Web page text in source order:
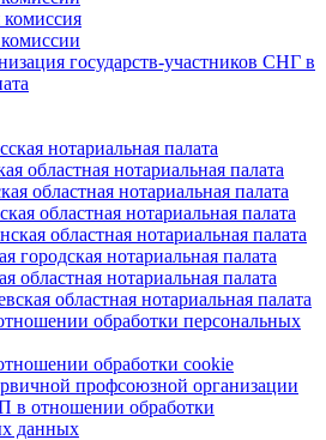
комиссия
государств-участников СНГ в
нотариальная палата
областная нотариальная палата
областная нотариальная палата
областная нотариальная палата
областная нотариальная палата
городская нотариальная палата
областная нотариальная палата
областная нотариальная палата
обработки персональных
обработки cookie
профсоюзной организации
в отношении обработки
данных